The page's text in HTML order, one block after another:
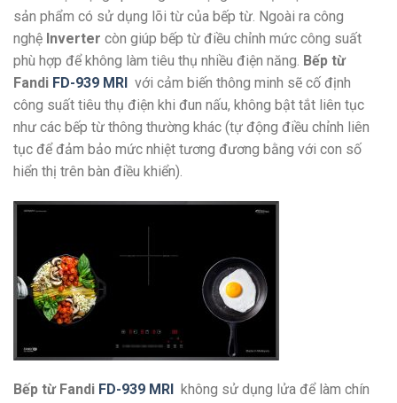
sản phẩm có sử dụng lõi từ của bếp từ. Ngoài ra công
nghệ Inverter còn giúp bếp từ điều chỉnh mức công suất
phù hợp để không làm tiêu thụ nhiều điện năng. Bếp từ
Fandi FD-939 MRI với cảm biến thông minh sẽ cố định
công suất tiêu thụ điện khi đun nấu, không bật tắt liên tục
như các bếp từ thông thường khác (tự động điều chỉnh liên
tục để đảm bảo mức nhiệt tương đương bằng với con số
hiển thị trên bàn điều khiển).
Bếp từ Fandi FD-939 MRI
không sử dụng lửa để làm chín